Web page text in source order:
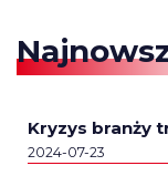
Kryzys branży
2024-07-23